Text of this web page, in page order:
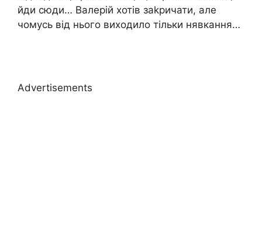
йди сюди… Валерій хотів заkричати, але
чомусь від нього виходило тільки нявкання…
Advertisements